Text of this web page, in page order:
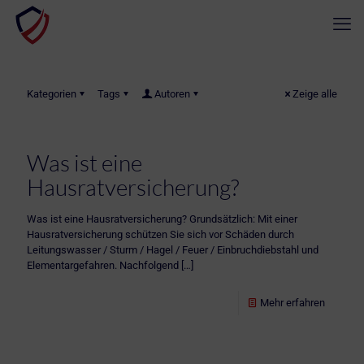
Kategorien Tags Autoren Zeige alle
Was ist eine
Hausratversicherung?
Was ist eine Hausratversicherung? Grundsätzlich: Mit einer
Hausratversicherung schützen Sie sich vor Schäden durch
Leitungswasser / Sturm / Hagel / Feuer / Einbruchdiebstahl und
Elementargefahren. Nachfolgend […]
Mehr erfahren